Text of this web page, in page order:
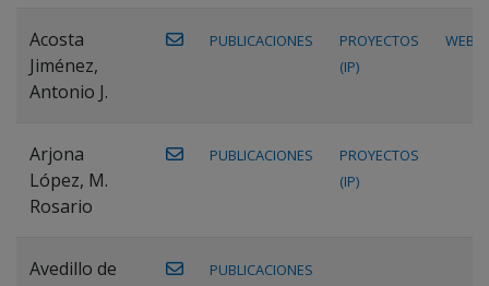
Acosta
Jiménez,
Antonio J.
PUBLICACIONES
PROYECTOS
(IP)
WEB
Arjona
López, M.
Rosario
PUBLICACIONES
PROYECTOS
(IP)
Avedillo de
PUBLICACIONES